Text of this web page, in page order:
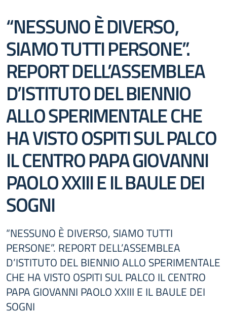
“NESSUNO È DIVERSO,
SIAMO TUTTI PERSONE”.
REPORT DELL’ASSEMBLEA
D’ISTITUTO DEL BIENNIO
ALLO SPERIMENTALE CHE
HA VISTO OSPITI SUL PALCO
IL CENTRO PAPA GIOVANNI
PAOLO XXIII E IL BAULE DEI
SOGNI
“NESSUNO È DIVERSO, SIAMO TUTTI
PERSONE”. REPORT DELL’ASSEMBLEA
D’ISTITUTO DEL BIENNIO ALLO SPERIMENTALE
CHE HA VISTO OSPITI SUL PALCO IL CENTRO
PAPA GIOVANNI PAOLO XXIII E IL BAULE DEI
SOGNI